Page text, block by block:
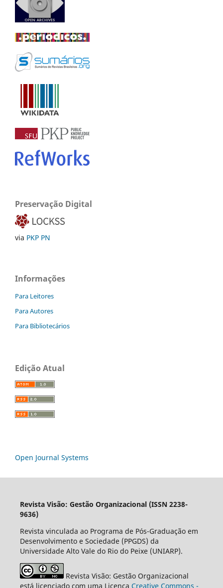
Preservação Digital
via PKP PN
Informações
Para Leitores
Para Autores
Para Bibliotecários
Edição Atual
Open Journal Systems
Revista Visão: Gestão Organizacional (ISSN 2238-
9636)
Revista vinculada ao Programa de Pós-Graduação em
Desenvolvimento e Sociedade (PPGDS) da
Universidade Alto Vale do Rio do Peixe (UNIARP).
Revista Visão: Gestão Organizacional
está licenciado com uma Licença Creative Commons -